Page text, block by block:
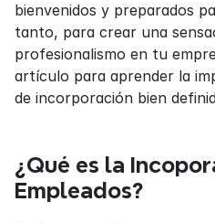
bienvenidos y preparados
tanto, para crear una
profesionalismo en tu
artículo para aprender la
de incorporación bien
¿Qué es la
Empleados?